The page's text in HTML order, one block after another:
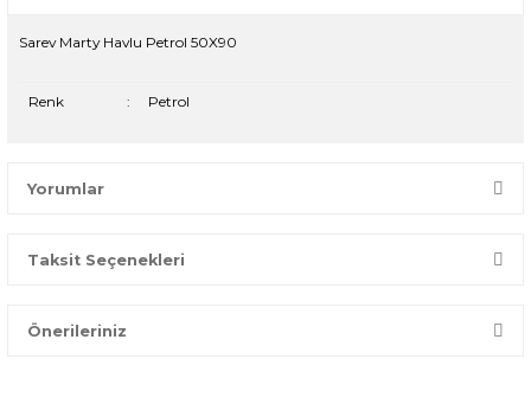
Sarev Marty Havlu Petrol 50X90
Renk : Petrol
Yorumlar
Bir dakikanızı ayırın, yorumunuzla başkalarının doğru seçim
Taksit Seçenekleri
Önerileriniz